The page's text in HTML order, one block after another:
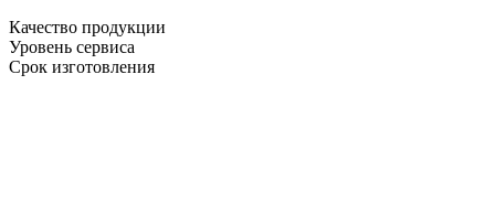
Качество продукции
Уровень сервиса
Срок изготовления